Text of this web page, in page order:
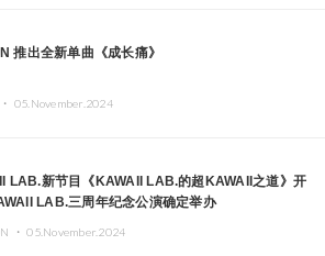
推出全新单曲《成长痛》
05.November.2024
LAB.新节目《KAWAII LAB.的超KAWAII之道》开
LAB.三周年纪念公演确定举办
・05.November.2024